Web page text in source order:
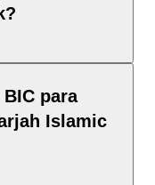
para
Islamic